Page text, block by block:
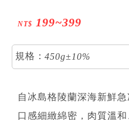
NT$ 199~399
規格：450g±10%
自冰島格陵蘭深海新鮮急
口感細緻綿密，肉質溫